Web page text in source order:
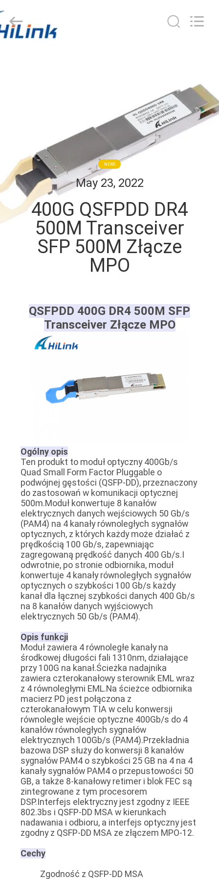
WYCIECZKA
PO
FABRYCE
KONTROLA
SPRAWY
O
WYCENĘ
SITEMAP
POLITYKA
PRYWATNOŚCI
HiLink
Technology
Co.,Ltd..
All
Rights
NEWS
May 23, 2022
400G QSFPDD DR4
500M Transceiver
SFP 500M Złącze
MPO
QSFPDD 400G DR4 500M SFP
Transceiver Złącze MPO
Ogólny opis
Ten produkt to moduł optyczny 400Gb/s
Quad Small Form Factor Pluggable o
podwójnej gęstości (QSFP-DD), przeznaczony
do zastosowań w komunikacji optycznej
500m.Moduł konwertuje 8 kanałów
elektrycznych danych wejściowych 50 Gb/s
(PAM4) na 4 kanały równoległych sygnałów
optycznych, z których każdy może działać z
prędkością 100 Gb/s, zapewniając
zagregowaną prędkość danych 400 Gb/s.I
odwrotnie, po stronie odbiornika, moduł
konwertuje 4 kanały równoległych sygnałów
optycznych o szybkości 100 Gb/s każdy
kanał dla łącznej szybkości danych 400 Gb/s
na 8 kanałów danych wyjściowych
elektrycznych 50 Gb/s (PAM4).
Opis funkcji
Moduł zawiera 4 równoległe kanały na
środkowej długości fali 1310nm, działające
przy 100G na kanał.Ścieżka nadajnika
zawiera czterokanałowy sterownik EML wraz
z 4 równoległymi EML.Na ścieżce odbiornika
macierz PD jest połączona z
czterokanałowym TIA w celu konwersji
równoległe wejście optyczne 400Gb/s do 4
kanałów równoległych sygnałów
elektrycznych 100Gb/s (PAM4).Przekładnia
bazowa DSP służy do konwersji 8 kanałów
sygnałów PAM4 o szybkości 25 GB na 4 na 4
kanały sygnałów PAM4 o przepustowości 50
GB, a także 8-kanałowy retimer i blok FEC są
zintegrowane z tym procesorem
DSP.Interfejs elektryczny jest zgodny z IEEE
802.3bs i QSFP-DD MSA w kierunkach
nadawania i odbioru, a interfejs optyczny jest
zgodny z QSFP-DD MSA ze złączem MPO-12.
Cechy
Zgodność z QSFP-DD MSA